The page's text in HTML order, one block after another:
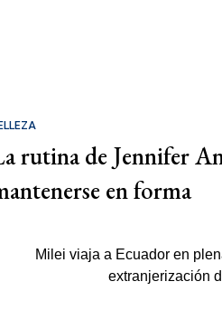
rutina de Jennifer
en forma